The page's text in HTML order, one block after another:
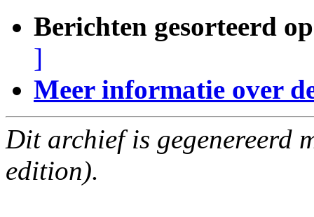
Berichten gesorteerd
]
Meer informatie over
Dit archief is gegenereerd
edition).